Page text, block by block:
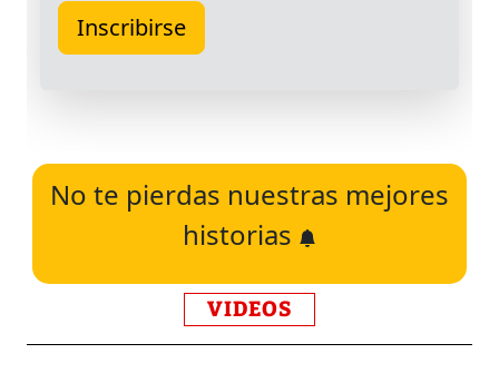
No te pierdas nuestras mejores
historias
VIDEOS